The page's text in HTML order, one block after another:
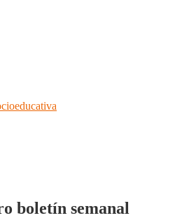
boletín semanal